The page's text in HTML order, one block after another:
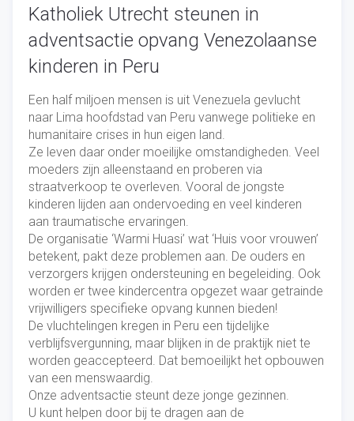
Katholiek Utrecht steunen in
adventsactie opvang Venezolaanse
kinderen in Peru
Een half miljoen mensen is uit Venezuela gevlucht
naar Lima hoofdstad van Peru vanwege politieke en
humanitaire crises in hun eigen land.
Ze leven daar onder moeilijke omstandigheden. Veel
moeders zijn alleenstaand en proberen via
straatverkoop te overleven. Vooral de jongste
kinderen lijden aan ondervoeding en veel kinderen
aan traumatische ervaringen.
De organisatie ‘Warmi Huasi’ wat ‘Huis voor vrouwen’
betekent, pakt deze problemen aan. De ouders en
verzorgers krijgen ondersteuning en begeleiding. Ook
worden er twee kindercentra opgezet waar getrainde
vrijwilligers specifieke opvang kunnen bieden!
De vluchtelingen kregen in Peru een tijdelijke
verblijfsvergunning, maar blijken in de praktijk niet te
worden geaccepteerd. Dat bemoeilijkt het opbouwen
van een menswaardig.
Onze adventsactie steunt deze jonge gezinnen.
U kunt helpen door bij te dragen aan de